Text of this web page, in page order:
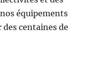
équipements
centaines de